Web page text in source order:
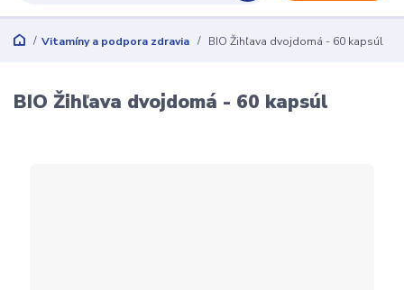
Vitamíny a podpora zdravia BIO Žihľava dvojdomá - 60 kapsúl
BIO Žihľava dvojdomá - 60 kapsúl